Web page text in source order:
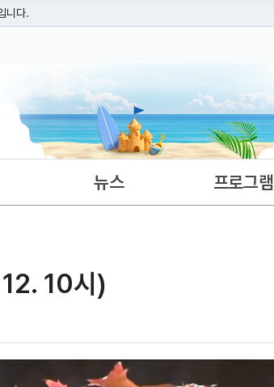
니다.
하고 있다면 아래 URL에서 도메인 주소를 확인해 보세요
뉴스 프로그램
10시)